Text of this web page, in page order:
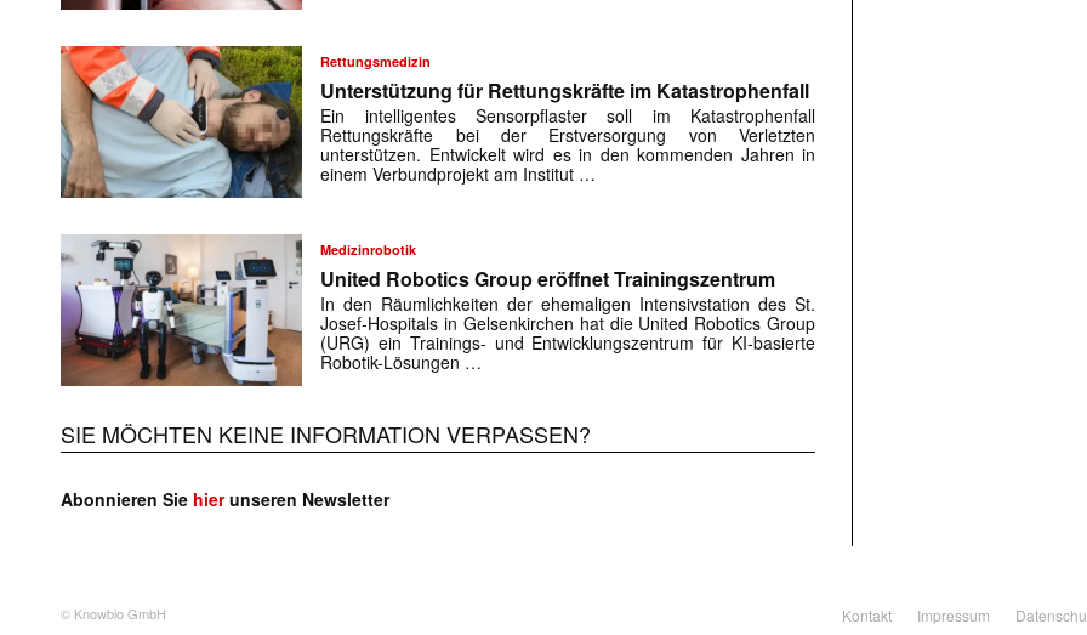
Rettungsmedizin
Unterstützung für Rettungskräfte im Katastrophenfall
Ein intelligentes Sensorpflaster soll im Katastrophenfall
Rettungskräfte bei der Erstversorgung von Verletzten
unterstützen. Entwickelt wird es in den kommenden Jahren in
einem Verbundprojekt am Institut …
Medizinrobotik
United Robotics Group eröffnet Trainingszentrum
In den Räumlichkeiten der ehemaligen Intensivstation des St.
Josef-Hospitals in Gelsenkirchen hat die United Robotics Group
(URG) ein Trainings- und Entwicklungszentrum für KI-basierte
Robotik-Lösungen …
SIE MÖCHTEN KEINE INFORMATION VERPASSEN?
Abonnieren Sie hierunseren Newsletter
© Knowbio GmbH Kontakt Impressum